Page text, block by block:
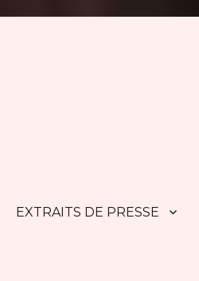
EXTRAITS DE PRESSE